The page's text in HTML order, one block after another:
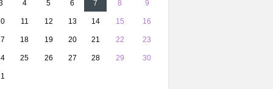
4 5 6 7 8 9
11 12 13 14 15 16
18 19 20 21 22 23
25 26 27 28 29 30